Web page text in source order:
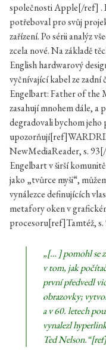
společnosti Apple[/ref] .
potřeboval pro svůj
zařízení. Po sérii analýz
zcela nové. Na základě
English hardwarový
vyčnívající kabel ze
Engelbart: Father of the
zasahují mnohem dále, a
degradovali bychom jeho
NewMediaReader, s.
Engelbart v širší
jako „tvůrce myši“,
vynálezce definujících
metafory oken v
procesoru[ref]Tamtéž,
„[… ] pomohl se
v tom, jak
první předvedl
obrazovky;
a v 60. letech
vynalezl
Ted